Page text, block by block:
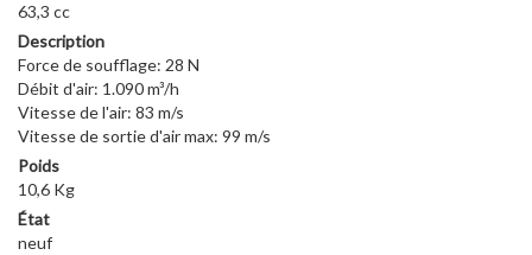
63,3 cc
Description
Force de soufflage: 28 N
Débit d'air: 1.090 m³/h
Vitesse de l'air: 83 m/s
Vitesse de sortie d'air max: 99 m/s
Poids
10,6 Kg
État
neuf